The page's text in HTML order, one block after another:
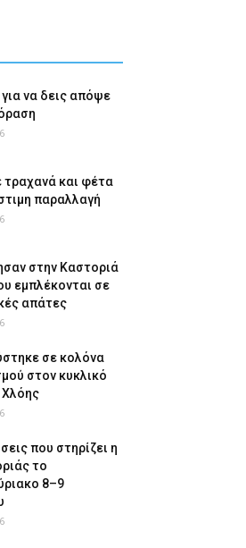
για να δεις απόψε
τραχανά και φέτα
παραλλαγή
στην Καστοριά
εμπλέκονται σε
απάτες
σε κολόνα
στον κυκλικό
Χλόης
που στηρίζει η
το
8–9